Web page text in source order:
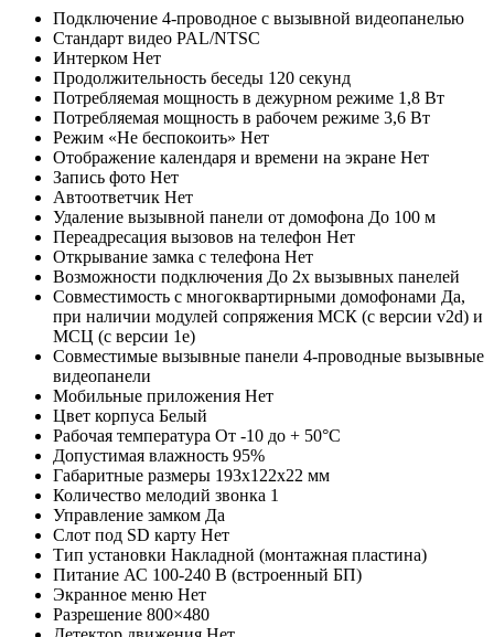
Подключение 4-проводное с вызывной видеопанелью
Стандарт видео PAL/NTSC
Интерком Нет
Продолжительность беседы 120 секунд
Потребляемая мощность в дежурном режиме 1,8 Вт
Потребляемая мощность в рабочем режиме 3,6 Вт
Режим «Не беспокоить» Нет
Отображение календаря и времени на экране Нет
Запись фото Нет
Автоответчик Нет
Удаление вызывной панели от домофона До 100 м
Переадресация вызовов на телефон Нет
Открывание замка с телефона Нет
Возможности подключения До 2х вызывных панелей
Совместимость с многоквартирными домофонами Да,
при наличии модулей сопряжения МСК (с версии v2d) и
МСЦ (с версии 1e)
Совместимые вызывные панели 4-проводные вызывные
видеопанели
Мобильные приложения Нет
Цвет корпуса Белый
Рабочая температура От -10 до + 50°С
Допустимая влажность 95%
Габаритные размеры 193x122x22 мм
Количество мелодий звонка 1
Управление замком Да
Слот под SD карту Нет
Тип установки Накладной (монтажная пластина)
Питание АС 100-240 В (встроенный БП)
Экранное меню Нет
Разрешение 800×480